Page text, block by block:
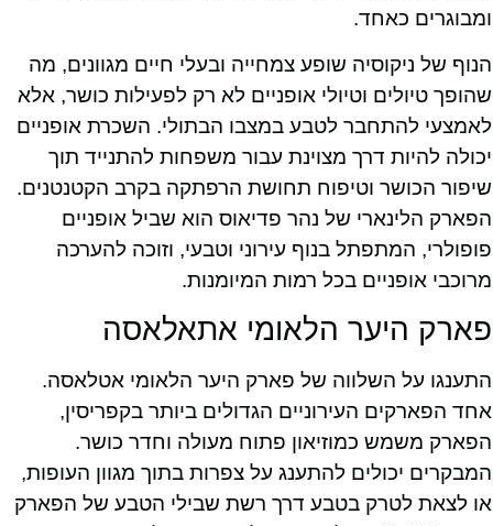
ומבוגרים כאחד.
הנוף של ניקוסיה שופע צמחייה ובעלי חיים מגוונים, מה
שהופך טיולים וטיולי אופניים לא רק לפעילות כושר, אלא
לאמצעי להתחבר לטבע במצבו הבתולי. השכרת אופניים
יכולה להיות דרך מצוינת עבור משפחות להתנייד תוך
שיפור הכושר וטיפוח תחושת הרפתקה בקרב הקטנטנים.
הפארק הלינארי של נהר פדיאוס הוא שביל אופניים
פופולרי, המתפתל בנוף עירוני וטבעי, וזוכה להערכה
מרוכבי אופניים בכל רמות המיומנות.
פארק היער הלאומי אתאלאסה
התענגו על השלווה של פארק היער הלאומי אטלאסה.
אחד הפארקים העירוניים הגדולים ביותר בקפריסין,
הפארק משמש כמוזיאון פתוח מעולה וחדר כושר.
המבקרים יכולים להתענג על צפרות בתוך מגוון העופות,
או לצאת לטרק בטבע דרך רשת שבילי הטבע של הפארק